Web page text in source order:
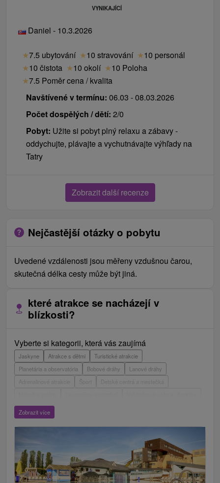
VYNIKAJÍCÍ
Daniel - 10.3.2026
★7.5 ubytování ★10 stravování ★10 personál
★10 čistota ★10 okolí ★10 Poloha
★7.5 Poměr cena / kvalita
Navštívené v termínu: 06.03 - 08.03.2026
Počet dospělých / dětí: 2/0
Pobyt: Užite si pobyt plný relaxu a zábavy -
oddychujte, plávajte a vychutnávajte výhľady na
Tatry
Zobrazit další recenze
Nejčastější otázky o pobytu
Uvedené vzdálenosti jsou měřeny vzdušnou čarou,
skutečná délka cesty může být jiná.
které atrakce se nacházejí v
blízkosti?
Vyberte si kategorii, která vás zaujímá
Jaskyne Atrakce s dětmi
Turistické atrakcie
Planetária a observatória
Bobové dráhy
Lanové dráhy
Adrenalinové atrakcie
Detské centrá a mestečká
ZOO a zvieracie farmy
Hrady, zámky, zrúcaniny
Technické pamiatky
Pamätníky
Vodopády
Drevené kostolíky Pramene
Jazda na koni
Túry a turistické chodníky
Kaštiele Horské chaty
Divadlá
Zobrazit více